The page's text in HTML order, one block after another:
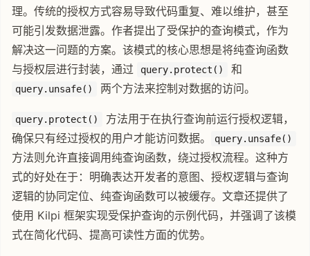
理。传统的授权方式容易导致代码重复、难以维护，甚至
可能引发数据泄露。作者提出了受保护的查询模式，作为
解决这一问题的方案。该模式的核心思想是将纯查询函数
与授权层进行封装，通过
query.protect() 和
query.unsafe() 两个方法来控制对数据的访问。
query.protect()
方法用于在执行查询前运行授权逻辑，
确保只有经过授权的用户才能访问数据。
query.unsafe()
方法则允许直接调用纯查询函数，绕过授权流程。这种方
式的好处在于：明确表达开发者的意图、授权逻辑与查询
逻辑的协同定位、纯查询函数可以被缓存。文章还提供了
使用 Kilpi 框架实现受保护查询的示例代码，并强调了该模
式在简化代码、提高可读性方面的优势。